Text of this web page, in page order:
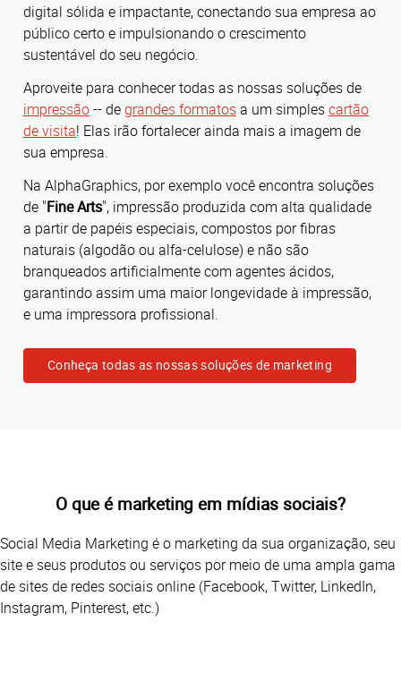
digital sólida e impactante, conectando sua empresa ao
público certo e impulsionando o crescimento
sustentável do seu negócio.
Aproveite para conhecer todas as nossas soluções de
impressão-- degrandes formatosa um simplescartão
de visita! Elas irão fortalecer ainda mais a imagem de
sua empresa.
Na AlphaGraphics, por exemplo você encontra soluções
de "Fine Arts", impressão produzida com alta qualidade
a partir de papéis especiais, compostos por fibras
naturais (algodão ou alfa-celulose) e não são
branqueados artificialmente com agentes ácidos,
garantindo assim uma maior longevidade à impressão,
e uma impressora profissional.
Conheça todas as nossas soluções de marketing
O que é marketing em mídias sociais?
Social Media Marketing é o marketing da sua organização, seu
site e seus produtos ou serviços por meio de uma ampla gama
de sites de redes sociais online (Facebook, Twitter, LinkedIn,
Instagram, Pinterest, etc.)